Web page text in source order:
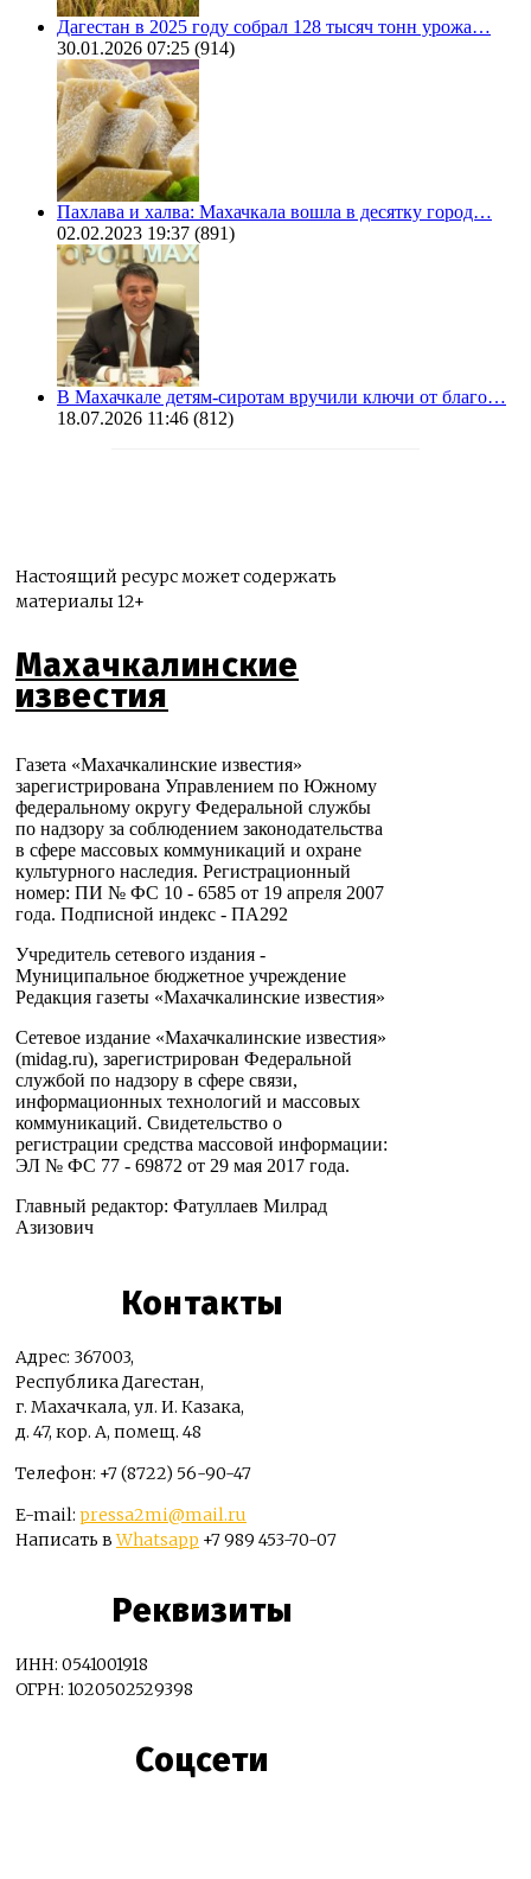
Дагестан в 2025 году собрал 128 тысяч тонн урожа…
30.01.2026 07:25 (914)
Пахлава и халва: Махачкала вошла в десятку город…
02.02.2023 19:37 (891)
В Махачкале детям-сиротам вручили ключи от благо…
18.07.2026 11:46 (812)
Настоящий ресурс может содержать
материалы 12+
Махачкалинские
известия
Газета «Махачкалинские известия»
зарегистрирована Управлением по Южному
федеральному округу Федеральной службы
по надзору за соблюдением законодательства
в сфере массовых коммуникаций и охране
культурного наследия. Регистрационный
номер: ПИ № ФС 10 - 6585 от 19 апреля 2007
года. Подписной индекс - ПА292
Учредитель сетевого издания -
Муниципальное бюджетное учреждение
Редакция газеты «Махачкалинские известия»
Сетевое издание «Махачкалинские известия»
(midag.ru), зарегистрирован Федеральной
службой по надзору в сфере связи,
информационных технологий и массовых
коммуникаций. Свидетельство о
регистрации средства массовой информации:
ЭЛ № ФС 77 - 69872 от 29 мая 2017 года.
Главный редактор: Фатуллаев Милрад
Азизович
Контакты
Адрес: 367003,
Республика Дагестан,
г. Махачкала, ул. И. Казака,
д. 47, кор. А, помещ. 48
Телефон: +7 (8722) 56-90-47
E-mail: pressa2mi@mail.ru
Написать вWhatsapp +7 989 453-70-07
Реквизиты
ИНН: 0541001918
ОГРН: 1020502529398
Соцсети